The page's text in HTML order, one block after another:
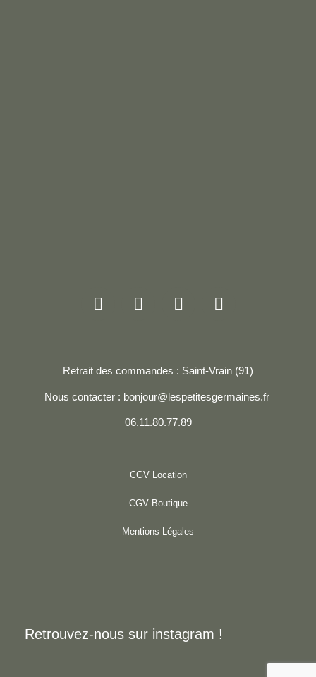
Retrait des commandes : Saint-Vrain (91)
Nous contacter : bonjour@lespetitesgermaines.fr
06.11.80.77.89
CGV Location
CGV Boutique
Mentions Légales
Retrouvez-nous sur instagram !